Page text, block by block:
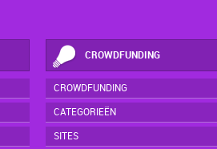
CROWDFUNDING
CROWDFUNDING
CATEGORIEËN
SITES